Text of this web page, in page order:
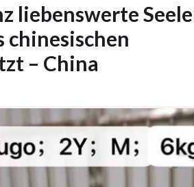
liebenswerte
chinesischen
– China